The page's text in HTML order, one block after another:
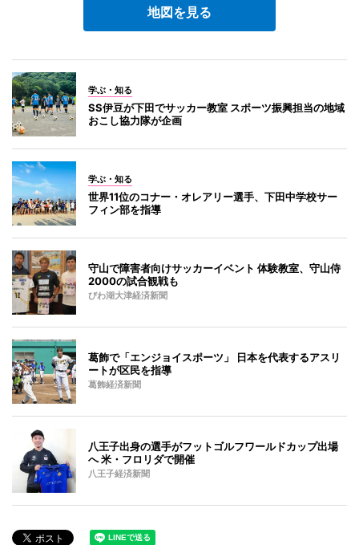
地図を見る
学ぶ・知る
SS伊豆が下田でサッカー教室 スポーツ振興担当の地域
おこし協力隊が企画
学ぶ・知る
世界11位のコナー・オレアリー選手、下田中学校サー
フィン部を指導
守山で障害者向けサッカーイベント 体験教室、守山侍
2000の試合観戦も
びわ湖大津経済新聞
葛飾で「エンジョイスポーツ」 日本を代表するアスリ
ートが区民を指導
葛飾経済新聞
八王子出身の選手がフットゴルフワールドカップ出場
へ 米・フロリダで開催
八王子経済新聞